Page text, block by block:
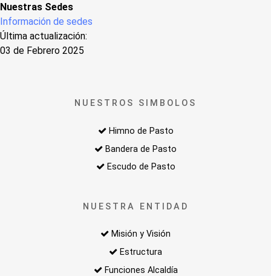
Nuestras Sedes
Información de sedes
Última actualización:
03 de Febrero 2025
NUESTROS SIMBOLOS
Himno de Pasto
Bandera de Pasto
Escudo de Pasto
NUESTRA ENTIDAD
Misión y Visión
Estructura
Funciones Alcaldía